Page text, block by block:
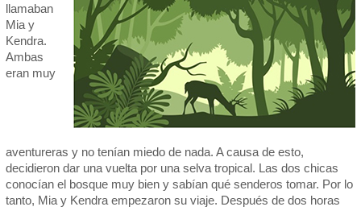
llamaban
Mia y
Kendra.
Ambas
eran muy
aventureras y no tenían miedo de nada. A causa de esto,
decidieron dar una vuelta por una selva tropical. Las dos chicas
conocían el bosque muy bien y sabían qué senderos tomar. Por lo
tanto, Mia y Kendra empezaron su viaje. Después de dos horas